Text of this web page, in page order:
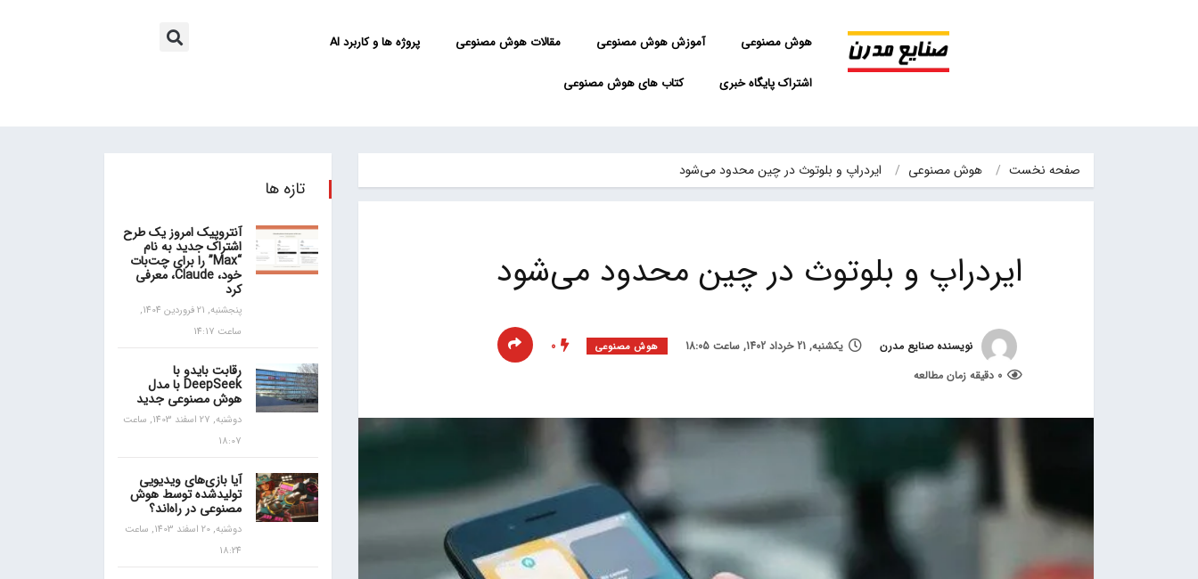
هوش مصنوعی آموزش هوش مصنوعی مقالات هوش مصنوعی پروژه ها و کاربرد AI
اشتراک پایگاه خبری کتاب های هوش مصنوعی
صفحه نخست هوش مصنوعی ایردراپ و بلوتوث در چین محدود می‌شود
ایردراپ و بلوتوث در چین محدود می‌شود
نویسنده صنایع مدرن یکشنبه, 21 خرداد 1402, ساعت 18:05 هوش مصنوعی
0
0 دقیقه زمان مطالعه
تازه ها
آنتروپیک امروز یک طرح
اشتراک جدید به نام
“Max” را برای چت‌بات
خود، Claude، معرفی
کرد
پنجشنبه, 21 فروردین 1404,
ساعت 14:17
رقابت بایدو با
DeepSeek با مدل
هوش مصنوعی جدید
دوشنبه, 27 اسفند 1403, ساعت
18:07
آیا بازی‌های ویدیویی
تولیدشده توسط هوش
مصنوعی در راه‌اند؟
دوشنبه, 20 اسفند 1403, ساعت
18:24